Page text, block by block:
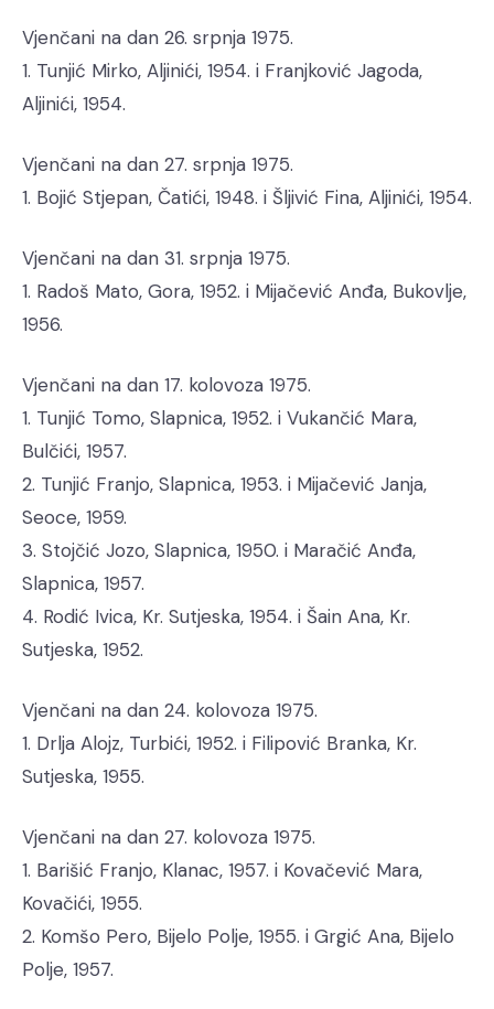
Vjenčani na dan 26. srpnja 1975.
1. Tunjić Mirko, Aljinići, 1954. i Franjković Jagoda,
Aljinići, 1954.
Vjenčani na dan 27. srpnja 1975.
1. Bojić Stjepan, Čatići, 1948. i Šljivić Fina, Aljinići, 1954.
Vjenčani na dan 31. srpnja 1975.
1. Radoš Mato, Gora, 1952. i Mijačević Anđa, Bukovlje,
1956.
Vjenčani na dan 17. kolovoza 1975.
1. Tunjić Tomo, Slapnica, 1952. i Vukančić Mara,
Bulčići, 1957.
2. Tunjić Franjo, Slapnica, 1953. i Mijačević Janja,
Seoce, 1959.
3. Stojčić Jozo, Slapnica, 1950. i Maračić Anđa,
Slapnica, 1957.
4. Rodić Ivica, Kr. Sutjeska, 1954. i Šain Ana, Kr.
Sutjeska, 1952.
Vjenčani na dan 24. kolovoza 1975.
1. Drlja Alojz, Turbići, 1952. i Filipović Branka, Kr.
Sutjeska, 1955.
Vjenčani na dan 27. kolovoza 1975.
1. Barišić Franjo, Klanac, 1957. i Kovačević Mara,
Kovačići, 1955.
2. Komšo Pero, Bijelo Polje, 1955. i Grgić Ana, Bijelo
Polje, 1957.